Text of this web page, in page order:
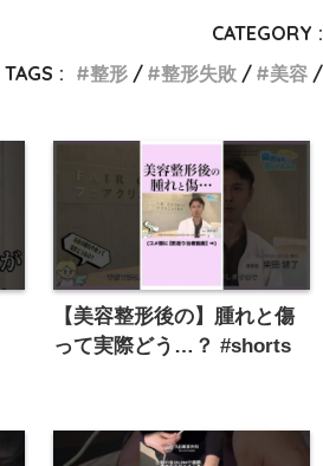
CATEGORY :
TAGS :
整形 整形失敗 美容
【美容整形後の】腫れと傷
って実際どう…？ #shorts